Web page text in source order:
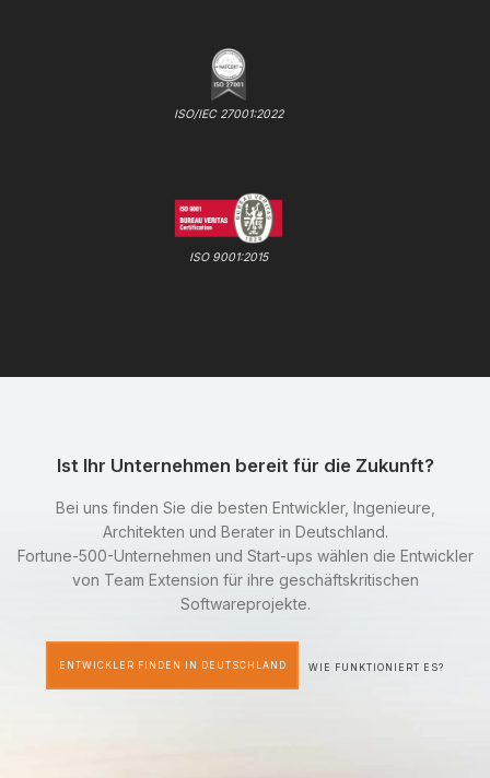
ISO/IEC 27001:2022
ISO 9001:2015
Ist Ihr Unternehmen bereit für die Zukunft?
Bei uns finden Sie die besten Entwickler, Ingenieure,
Architekten und Berater in Deutschland.
Fortune-500-Unternehmen und Start-ups wählen die Entwickler
von Team Extension für ihre geschäftskritischen
Softwareprojekte.
ENTWICKLER FINDEN IN DEUTSCHLAND WIE FUNKTIONIERT ES?